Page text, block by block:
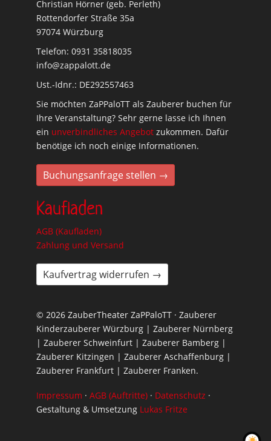
Christian Hörner (geb. Perleth)
Rottendorfer Straße 35a
97074 Würzburg
Telefon: 0931 35818035
info@zappalott.de
Ust.-Idnr.: DE292557463
Sie möchten ZaPPaloTT als Zauberer buchen für
Ihre Veranstaltung? Sehr gerne lasse ich Ihnen
ein unverbindliches Angebot zukommen. Dafür
benötige ich noch einige Informationen.
Buchungsanfrage stellen →
Kaufladen
AGB (Kaufladen)
Zahlung und Versand
Kaufvertrag widerrufen →
© 2026 ZauberTheater ZaPPaloTT · Zauberer
Kinderzauberer Würzburg | Zauberer Nürnberg
| Zauberer Schweinfurt | Zauberer Bamberg |
Zauberer Kitzingen | Zauberer Aschaffenburg |
Zauberer Frankfurt | Zauberer Franken.
Impressum · AGB (Auftritte) · Datenschutz ·
Gestaltung & Umsetzung Lukas Fritze